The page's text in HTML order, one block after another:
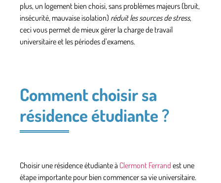
plus, un logement bien choisi, sans problèmes majeurs (bruit,
insécurité, mauvaise isolation) réduit les sources de stress,
ceci vous permet de mieux gérer la charge de travail
universitaireet les périodes d’examens.
Comment choisir sa
résidence étudiante ?
Choisir une résidence étudiante à Clermont Ferrand est une
étape importante pour bien commencer sa vie universitaire.